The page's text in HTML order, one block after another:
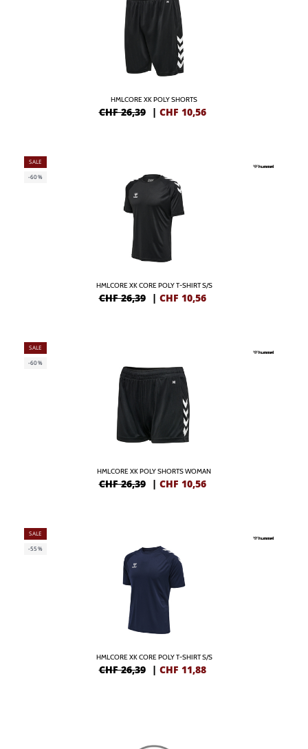
HMLCORE XK POLY SHORTS
CHF 26,39 | CHF 10,56
SALE
-60%
HMLCORE XK CORE POLY T-SHIRT S/S
CHF 26,39 | CHF 10,56
SALE
-60%
HMLCORE XK POLY SHORTS WOMAN
CHF 26,39 | CHF 10,56
SALE
-55%
HMLCORE XK CORE POLY T-SHIRT S/S
CHF 26,39 | CHF 11,88